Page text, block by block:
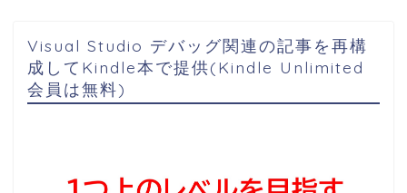
Visual Studio デバッグ関連の記事を再構
成してKindle本で提供(Kindle Unlimited
会員は無料)